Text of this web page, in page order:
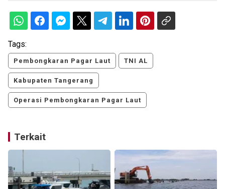
Tags:
Pembongkaran Pagar Laut TNI AL
Kabupaten Tangerang
Operasi Pembongkaran Pagar Laut
Terkait